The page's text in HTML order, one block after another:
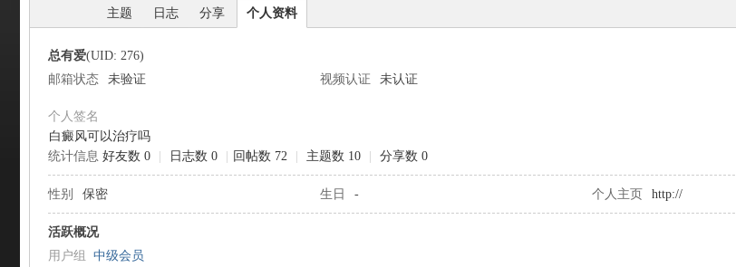
主题 日志 分享 个人资料
总有爱(UID: 276)
邮箱状态
未验证 视频认证 未认证
个人签名
白癜风可以治疗吗
统计信息 好友数 0 日志数 0 回帖数 72 主题数 10 分享数 0
性别 保密 生日 - 个人主页 http://
活跃概况
用户组 中级会员